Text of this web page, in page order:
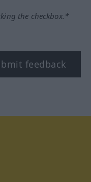
the checkbox.*
feedback